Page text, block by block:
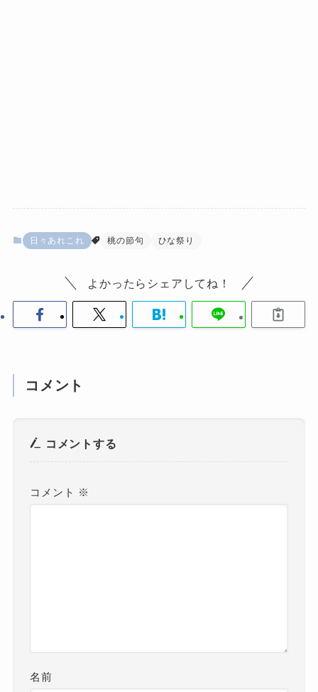
日々あれこれ 桃の節句 ひな祭り
よかったらシェアしてね！
コメント
コメントする
コメント ※
名前